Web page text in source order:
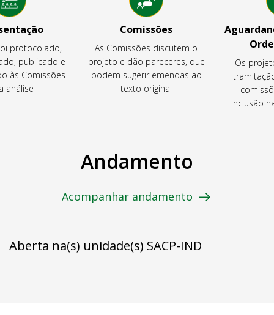
protocolado,
publicado e
às Comissões
análise
Comissões
As Comissões discutem o
projeto e dão pareceres, que
podem sugerir emendas ao
texto original
Os
inclusão
Andamento
Acompanhar andamento
Aberta na(s) unidade(s) SACP-IND